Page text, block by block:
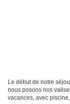
Le début de notre
nous posons nos
vacances, avec